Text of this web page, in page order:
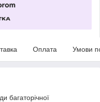
Оплата Умови
багаторічної